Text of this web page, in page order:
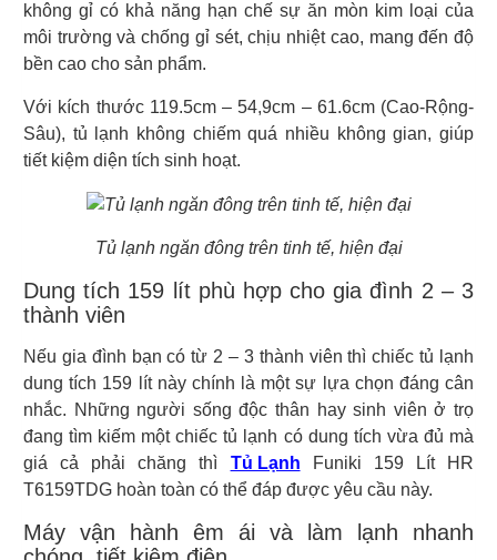
không gỉ có khả năng hạn chế sự ăn mòn kim loại của
môi trường và chống gỉ sét, chịu nhiệt cao, mang đến độ
bền cao cho sản phẩm.
Với kích thước 119.5cm – 54,9cm – 61.6cm (Cao-Rộng-
Sâu), tủ lạnh không chiếm quá nhiều không gian, giúp
tiết kiệm diện tích sinh hoạt.
Tủ lạnh ngăn đông trên tinh tế, hiện đại
Dung tích 159 lít phù hợp cho gia đình 2 – 3
thành viên
Nếu gia đình bạn có từ 2 – 3 thành viên thì chiếc tủ lạnh
dung tích 159 lít này chính là một sự lựa chọn đáng cân
nhắc. Những người sống độc thân hay sinh viên ở trọ
đang tìm kiếm một chiếc tủ lạnh có dung tích vừa đủ mà
giá cả phải chăng thì Tủ Lạnh Funiki 159 Lít HR
T6159TDG hoàn toàn có thể đáp được yêu cầu này.
Máy vận hành êm ái và làm lạnh nhanh